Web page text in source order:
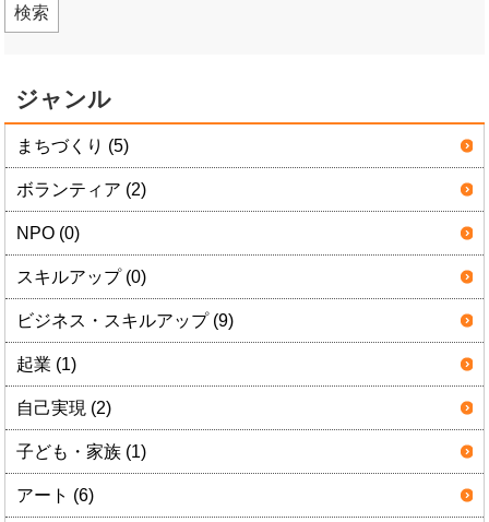
検索
ジャンル
まちづくり (5)
ボランティア (2)
NPO (0)
スキルアップ (0)
ビジネス・スキルアップ (9)
起業 (1)
自己実現 (2)
子ども・家族 (1)
アート (6)